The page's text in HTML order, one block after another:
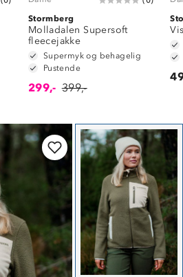
Stormberg
Molladalen Supersoft
fleecejakke
Supermyk og behagelig
Pustende
299,- 399,-